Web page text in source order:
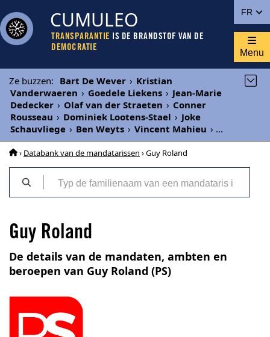
FR
CUMULEO
TRANSPARANTIE IS DE BRANDSTOF VAN DE
DEMOCRATIE
Menu
Ze buzzen: Bart De Wever › Kristian
Vanderwaeren › Goedele Liekens › Jean-Marie
Dedecker › Olaf van der Straeten › Conner
Rousseau › Dominiek Lootens-Stael › Joke
Schauvliege › Ben Weyts › Vincent Mahieu › ...
› Databank van de mandatarissen › Guy Roland
Guy Roland
De details van de mandaten, ambten en
beroepen van Guy Roland (PS)